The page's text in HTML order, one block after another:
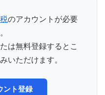
のアカウントが必要
は無料登録するとこ
いただけます。
ント登録